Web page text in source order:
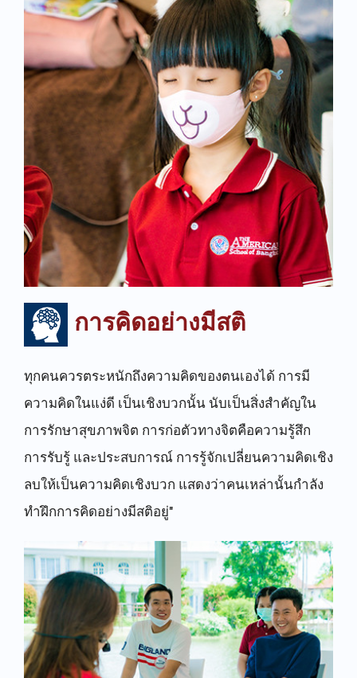
การคิดอย่างมีสติ
ทุกคนควรตระหนักถึงความคิดของตนเองได้ การมี
ความคิดในแง่ดี เป็นเชิงบวกนั้น นับเป็นสิ่งสำคัญใน
การรักษาสุขภาพจิต การก่อตัวทางจิตคือความรู้สึก
การรับรู้ และประสบการณ์ การรู้จักเปลี่ยนความคิดเชิง
ลบให้เป็นความคิดเชิงบวก แสดงว่าคนเหล่านั้นกำลัง
ทำฝึกการคิดอย่างมีสติอยู่"